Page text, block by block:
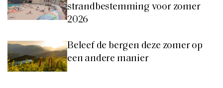
strandbestemming voor zomer
2026
Beleef de bergen deze zomer op
een andere manier